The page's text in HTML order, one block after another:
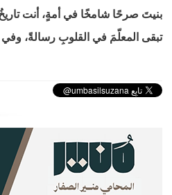
بنيتَ صرحًا شامخًا في أمةٍ، أنت
تبقى المعلّمَ في القلوبِ رسالةً،